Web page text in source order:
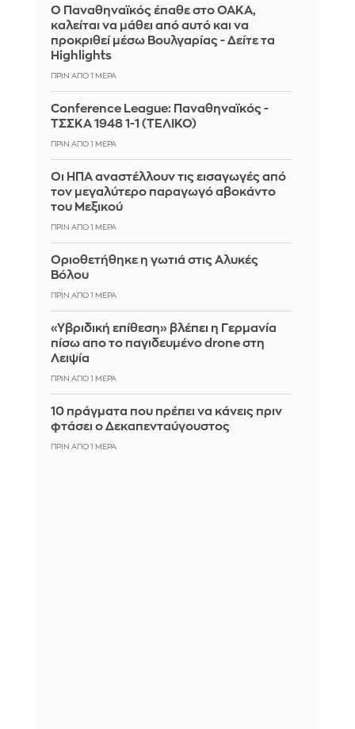
Ο Παναθηναϊκός έπαθε στο ΟΑΚΑ,
καλείται να μάθει από αυτό και να
προκριθεί μέσω Βουλγαρίας - Δείτε τα
Highlights
ΠΡΙΝ ΑΠΌ 1 ΜΈΡΑ
Conference League: Παναθηναϊκός -
ΤΣΣΚΑ 1948 1-1 (ΤΕΛΙΚΟ)
ΠΡΙΝ ΑΠΌ 1 ΜΈΡΑ
Οι ΗΠΑ αναστέλλουν τις εισαγωγές από
τον μεγαλύτερο παραγωγό αβοκάντο
του Μεξικού
ΠΡΙΝ ΑΠΌ 1 ΜΈΡΑ
Οριοθετήθηκε η γωτιά στις Αλυκές
Βόλου
ΠΡΙΝ ΑΠΌ 1 ΜΈΡΑ
«Υβριδική επίθεση» βλέπει η Γερμανία
πίσω απο το παγιδευμένο drone στη
Λειψία
ΠΡΙΝ ΑΠΌ 1 ΜΈΡΑ
10 πράγματα που πρέπει να κάνεις πριν
φτάσει ο Δεκαπενταύγουστος
ΠΡΙΝ ΑΠΌ 1 ΜΈΡΑ